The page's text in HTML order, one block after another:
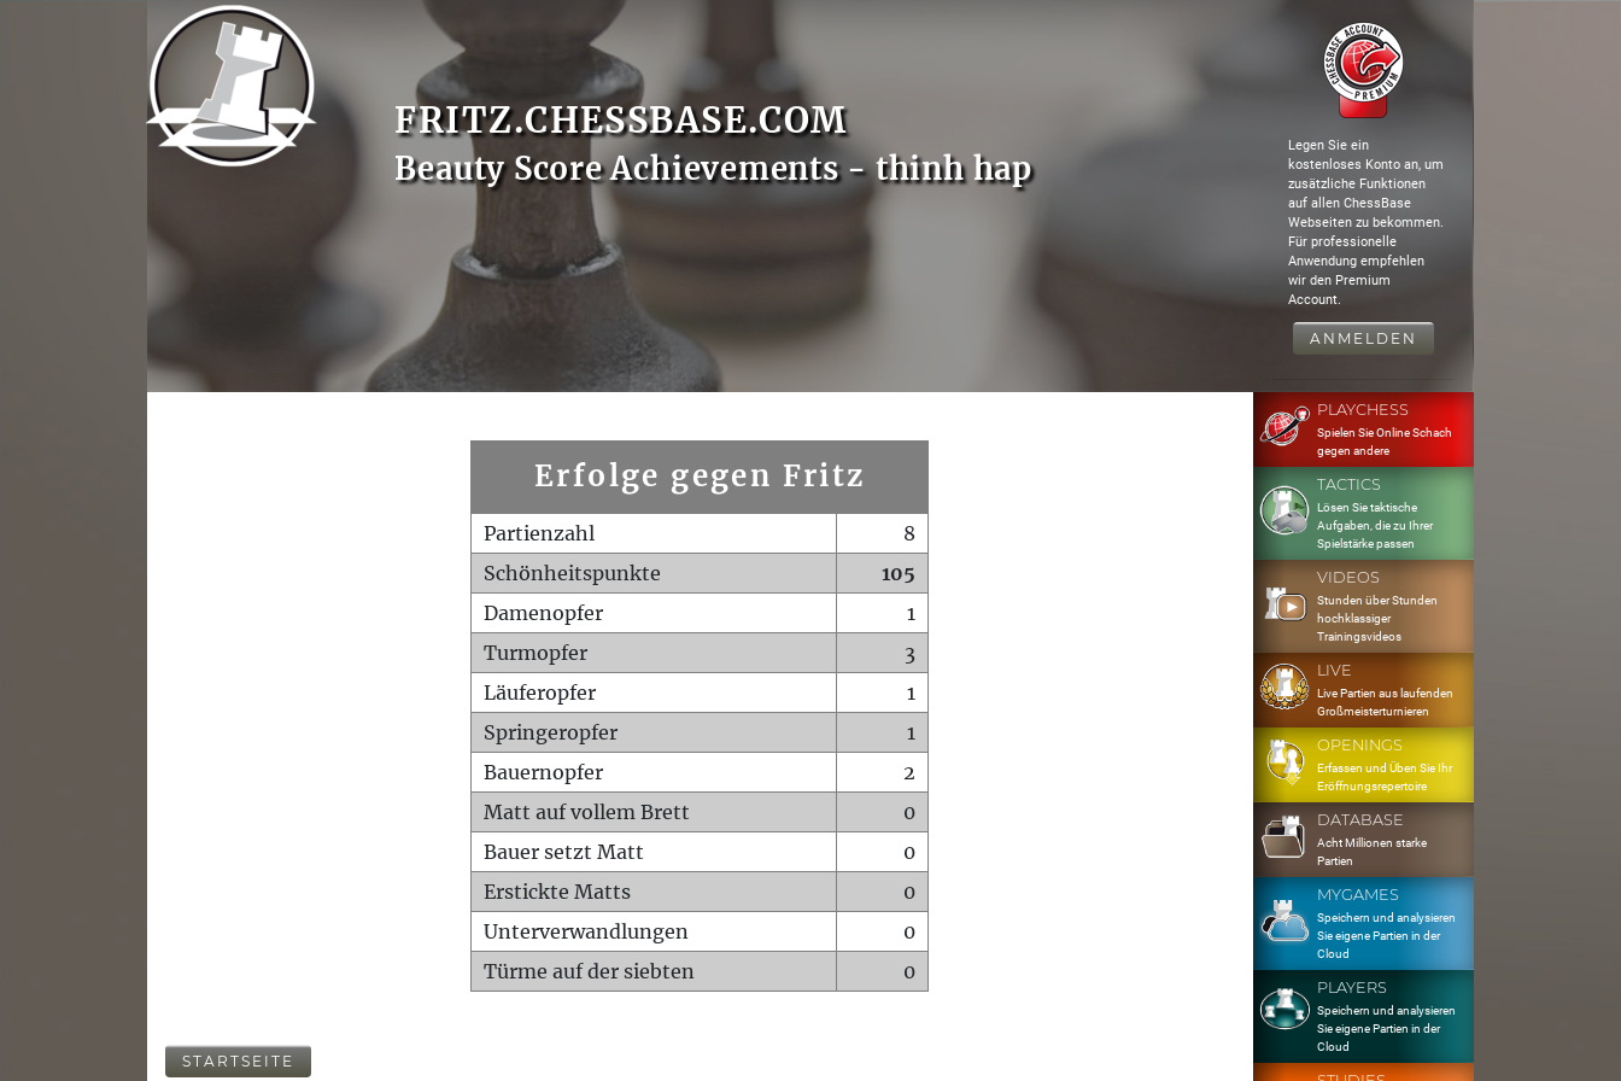
FRITZ.CHESSBASE.COM
Beauty Score Achievements - thinh hap
Legen Sie ein
kostenloses Konto an, um
zusätzliche Funktionen
auf allen ChessBase
Webseiten zu bekommen.
Für professionelle
Anwendung empfehlen
wir den Premium
Account.
ANMELDEN
Erfolge gegen Fritz
Partienzahl
8
Schönheitspunkte
105
Damenopfer
1
Turmopfer
3
Läuferopfer
1
Springeropfer
1
Bauernopfer
2
Matt auf vollem Brett
0
Bauer setzt Matt
0
Erstickte Matts
0
Unterverwandlungen
0
Türme auf der siebten
0
STARTSEITE
PLAYCHESS
Spielen Sie Online Schach
gegen andere
TACTICS
Lösen Sie taktische
Aufgaben, die zu Ihrer
Spielstärke passen
VIDEOS
Stunden über Stunden
hochklassiger
Trainingsvideos
LIVE
Live Partien aus laufenden
Großmeisterturnieren
OPENINGS
Erfassen und Üben Sie Ihr
Eröffnungsrepertoire
DATABASE
Acht Millionen starke
Partien
MYGAMES
Speichern und analysieren
Sie eigene Partien in der
Cloud
PLAYERS
Speichern und analysieren
Sie eigene Partien in der
Cloud